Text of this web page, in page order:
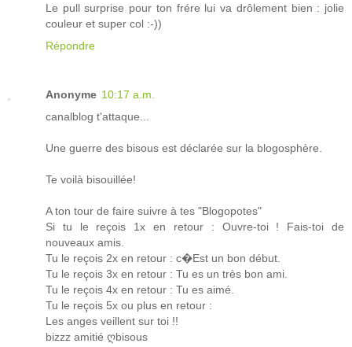
Le pull surprise pour ton frére lui va drôlement bien : jolie
couleur et super col :-))
Répondre
Anonyme 10:17 a.m.
canalblog t'attaque...
Une guerre des bisous est déclarée sur la blogosphère.
Te voilà bisouillée!
A ton tour de faire suivre à tes "Blogopotes"
Si tu le reçois 1x en retour : Ouvre-toi ! Fais-toi de
nouveaux amis.
Tu le reçois 2x en retour : c�Est un bon début.
Tu le reçois 3x en retour : Tu es un très bon ami.
Tu le reçois 4x en retour : Tu es aimé.
Tu le reçois 5x ou plus en retour :
Les anges veillent sur toi !!
bizzz amitié ღbisous